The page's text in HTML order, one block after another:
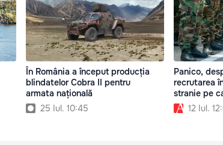
În România a început producția
blindatelor Cobra II pentru
armata națională
25 Iul. 10:45
Panico,
recrutarea
stranie pe
12 Iul.